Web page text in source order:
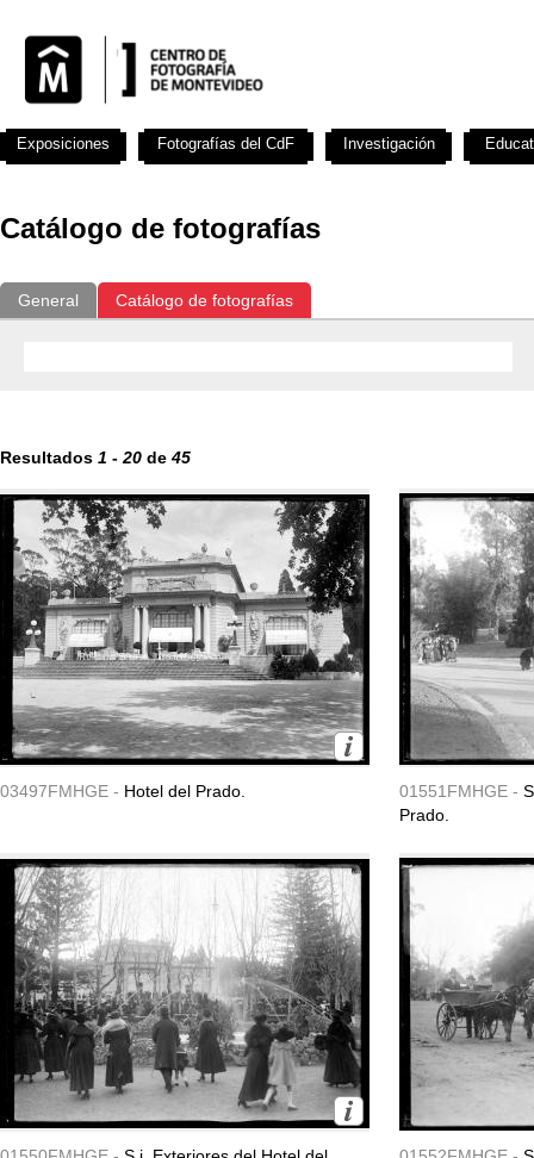
Catálogo de fotografías
General Catálogo de fotografías
Resultados 1 - 20 de 45
03497FMHGE - Hotel del Prado. 01551FMHGE -
Prado.
Exposiciones Fotografías del CdF Investigación